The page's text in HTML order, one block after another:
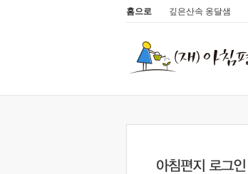
홈으로 깊은산속 옹달샘